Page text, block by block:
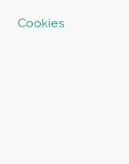
Cookies